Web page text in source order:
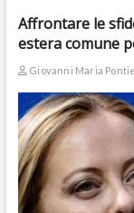
Affrontare le
estera comune
Giovanni Maria